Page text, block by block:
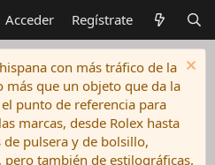
Acceder Regístrate
con más tráfico de la
más que un objeto que da la
el punto de referencia para
marcas, desde Rolex hasta
pulsera y de bolsillo,
también de estilográficas.